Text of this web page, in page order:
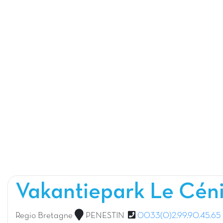
Vakantiepark Le
Regio Bretagne PENESTIN 0033(0)2.99.90.45.65